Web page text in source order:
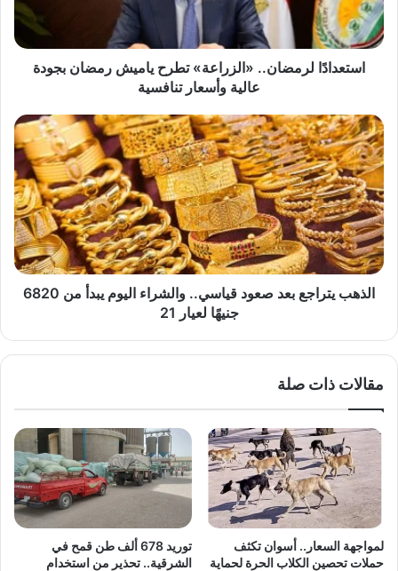
بجودة
عالية
وأسعار
تنافسية
استعدادًا لرمضان.. «الزراعة» تطرح ياميش رمضان بجودة
عالية وأسعار تنافسية
الذهب
يتراجع
بعد
صعود
قياسي..
والشراء
اليوم
يبدأ
من
6820
الذهب يتراجع بعد صعود قياسي.. والشراء اليوم يبدأ من 6820
جنيهًا لعيار 21
مقالات ذات صلة
لمواجهة السعار.. أسوان تكثف
حملات تحصين الكلاب الحرة لحماية
توريد 678 ألف طن قمح في
الشرقية.. تحذير من استخدام